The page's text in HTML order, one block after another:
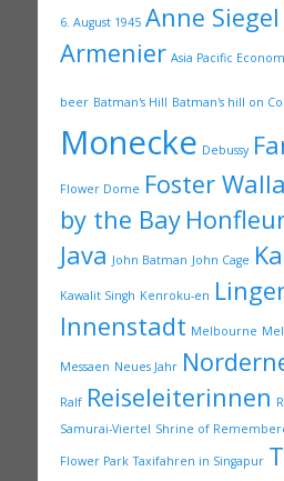
6. August 1945 Anne Siegel
Armenier Asia Pacific
beer Batman's Hill Batman's hill on
Monecke Debussy
Flower Dome Foster
by the Bay
Java John Batman John Cage
Kawalit Singh Kenroku-en
Innenstadt Melbourne
Messaen Neues Jahr
Ralf Reiseleiterinnen
Samurai-Viertel Shrine of
Flower Park Taxifahren in Singapur